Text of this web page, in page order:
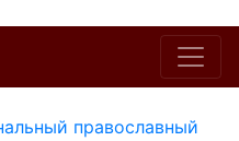
православный